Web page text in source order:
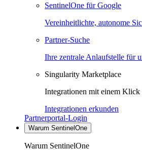
SentinelOne für Google
Vereinheitlichte, autonome
Partner-Suche
Ihre zentrale Anlaufstelle für
Singularity Marketplace
Integrationen mit einem
Integrationen erkunden
Partnerportal-Login
Warum SentinelOne
Warum SentinelOne